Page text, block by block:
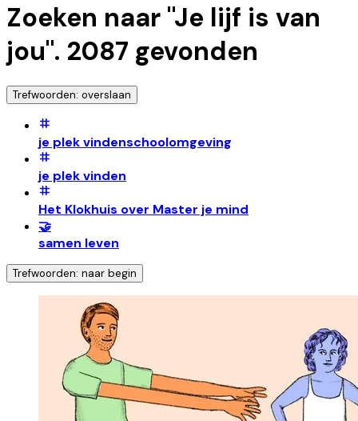
Zoeken naar "Je lijf is van
jou". 2087 gevonden
Trefwoorden: overslaan
je plek vindenschoolomgeving
je plek vinden
Het Klokhuis over Master je mind
🤝
samen leven
Trefwoorden: naar begin